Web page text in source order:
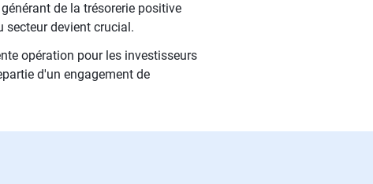
de la trésorerie positive
secteur devient crucial.
opération pour les investisseurs
d'un engagement de